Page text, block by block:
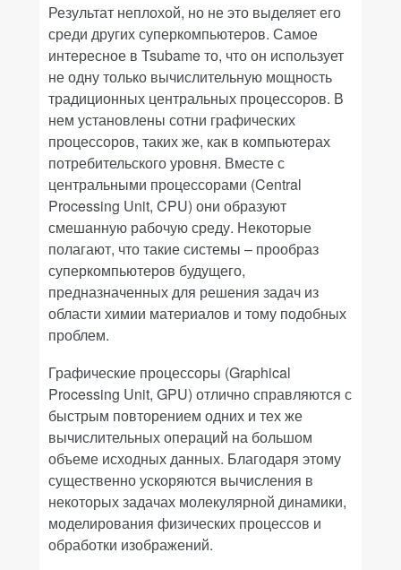
Результат неплохой, но не это выделяет его
среди других суперкомпьютеров. Самое
интересное в Tsubame то, что он использует
не одну только вычислительную мощность
традиционных центральных процессоров. В
нем установлены сотни графических
процессоров, таких же, как в компьютерах
потребительского уровня. Вместе с
центральными процессорами (Central
Processing Unit, CPU) они образуют
смешанную рабочую среду. Некоторые
полагают, что такие системы – прообраз
суперкомпьютеров будущего,
предназначенных для решения задач из
области химии материалов и тому подобных
проблем.
Графические процессоры (Graphical
Processing Unit, GPU) отлично справляются с
быстрым повторением одних и тех же
вычислительных операций на большом
объеме исходных данных. Благодаря этому
существенно ускоряются вычисления в
некоторых задачах молекулярной динамики,
моделирования физических процессов и
обработки изображений.